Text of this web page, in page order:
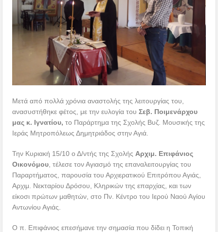
Μετά από πολλά χρόνια αναστολής της λειτουργίας του,
ανασυστήθηκε φέτος, με την ευλογία τουΣεβ. Ποιμενάρχου
μας κ. Ιγνατίου, το Παράρτημα της Σχολής Βυζ. Μουσικής της
Ιεράς Μητροπόλεως Δημητριάδος στην Αγιά.
Την Κυριακή 15/10 ο Δ/ντής της Σχολής Αρχιμ. Επιφάνιος
Οικονόμου , τέλεσε τον Αγιασμό της επαναλειτουργίας του
Παραρτήματος, παρουσία του Αρχιερατικού Επιτρόπου Αγιάς,
Αρχιμ. Νεκταρίου Δρόσου, Κληρικών της επαρχίας, και των
είκοσι πρώτων μαθητών, στο Πν. Κέντρο του Ιερού Ναού Αγίου
Αντωνίου Αγιάς.
Ο π. Επιφάνιος επεσήμανε την σημασία που δίδει η Τοπική